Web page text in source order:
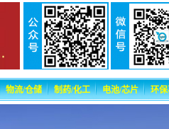
物流/仓储 制药/化工 电池/芯片 环